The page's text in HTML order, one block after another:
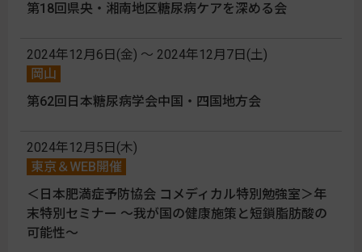
第18回県央・湘南地区糖尿病ケアを深める会
2024年12月6日(金) 〜 2024年12月7日(土)
岡山
第62回日本糖尿病学会中国・四国地方会
2024年12月5日(木)
東京＆WEB開催
＜日本肥満症予防協会 コメディカル特別勉強室＞年
末特別セミナー ～我が国の健康施策と短鎖脂肪酸の
可能性～